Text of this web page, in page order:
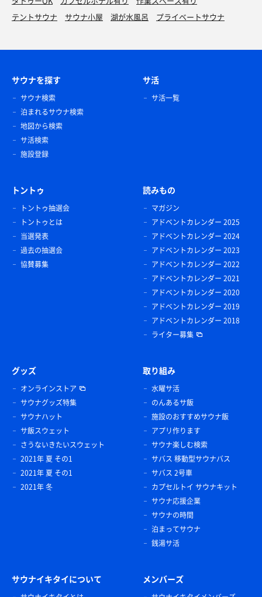
テントサウナ
サウナ小屋 湖が水風呂 プライベートサウナ
サウナを探す
サウナ検索
泊まれるサウナ検索
地図から検索
サ活検索
施設登録
サ活
サ活一覧
トントゥ
トントゥ抽選会
トントゥとは
当選発表
過去の抽選会
協賛募集
読みもの
マガジン
アドベントカレンダー 2025
アドベントカレンダー 2024
アドベントカレンダー 2023
アドベントカレンダー 2022
アドベントカレンダー 2021
アドベントカレンダー 2020
アドベントカレンダー 2019
アドベントカレンダー 2018
ライター募集
グッズ
オンラインストア
サウナグッズ特集
サウナハット
サ飯スウェット
さうないきたいスウェット
2021年 夏 その1
2021年 夏 その1
2021年 冬
取り組み
水曜サ活
のんあるサ飯
施設のおすすめサウナ飯
アプリ作ります
サウナ楽しむ検索
サバス 移動型サウナバス
サバス 2号車
カプセルトイ サウナキット
サウナ応援企業
サウナの時間
泊まってサウナ
銭湯サ活
サウナイキタイについて メンバーズ